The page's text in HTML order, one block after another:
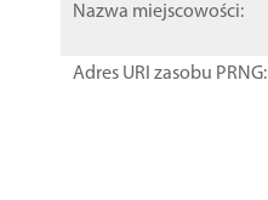
Nazwa miejscowości:
Adres URI zasobu PRNG: